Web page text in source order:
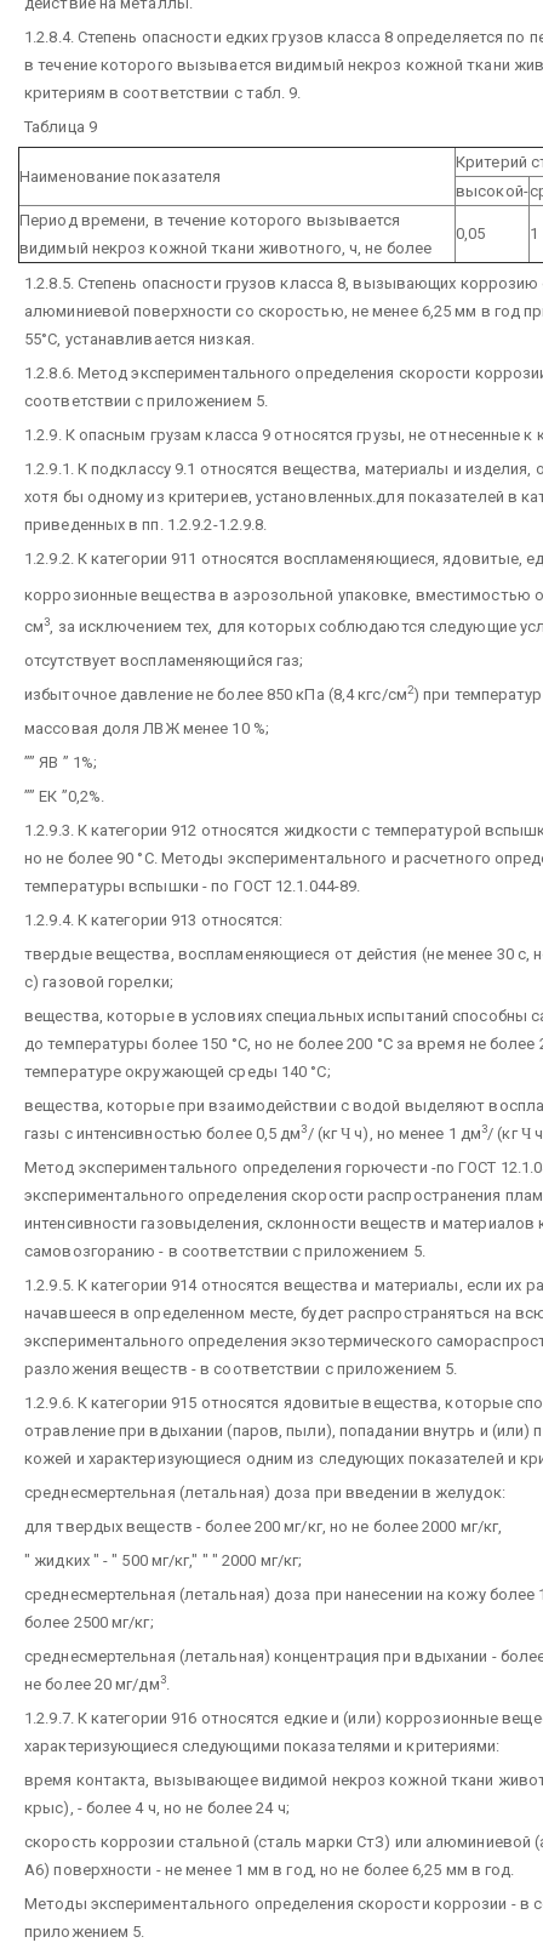
1.2.8.4. Степень опасности едких грузов класса 8 определяется по
в течение которого вызывается видимый некроз кожной ткани
критериям в соответствии с табл. 9.
Таблица 9
Наименование показателя
Критерий
высокой-
Период времени, в течение которого вызывается
видимый некроз кожной ткани животного, ч, не более
0,05 1
1.2.8.5. Степень опасности грузов класса 8, вызывающих коррозию
алюминиевой поверхности со скоростью, не менее 6,25 мм в год
55°С, устанавливается низкая.
1.2.8.6. Метод экспериментального определения скорости
соответствии с приложением 5.
1.2.9. К опасным грузам класса 9 относятся грузы, не отнесенные к
1.2.9.1. К подклассу 9.1 относятся вещества, материалы и
хотя бы одному из критериев, установленных.для показателей в
приведенных в пп. 1.2.9.2-1.2.9.8.
1.2.9.2. К категории 911 относятся воспламеняющиеся, ядовитые,
коррозионные вещества в аэрозольной упаковке, вместимостью
см3
, за исключением тех, для которых соблюдаются следующие
отсутствует воспламеняющийся газ;
избыточное давление не более 850 кПа (8,4 кгс/см2) при
массовая доля ЛВЖ менее 10 %;
”” ЯВ ” 1%;
”” ЕК ”0,2%.
1.2.9.3. К категории 912 относятся жидкости с температурой
но не более 90 °С. Методы экспериментального и расчетного
температуры вспышки - по ГОСТ 12.1.044-89.
1.2.9.4. К категории 913 относятся:
твердые вещества, воспламеняющиеся от дейстия (не менее 30 с,
с) газовой горелки;
вещества, которые в условиях специальных испытаний способны
до температуры более 150 °С, но не более 200 °С за время не более
температуре окружающей среды 140 °С;
вещества, которые при взаимодействии с водой выделяют
газы с интенсивностью более 0,5 дм3/ (кгЧ ч), но менее 1 дм3/ (кгЧ
Метод экспериментального определения горючести -по ГОСТ
экспериментального определения скорости распространения
интенсивности газовыделения, склонности веществ и материалов
самовозгоранию - в соответствии с приложением 5.
1.2.9.5. К категории 914 относятся вещества и материалы, если их
начавшееся в определенном месте, будет распространяться на
экспериментального определения экзотермического
разложения веществ - в соответствии с приложением 5.
1.2.9.6. К категории 915 относятся ядовитые вещества, которые
отравление при вдыхании (паров, пыли), попадании внутрь и (или)
кожей и характеризующиеся одним из следующих показателей и
среднесмертельная (летальная) доза при введении в желудок:
для твердых веществ - более 200 мг/кг, но не более 2000 мг/кг,
" жидких " - " 500 мг/кг," " " 2000 мг/кг;
среднесмертельная (летальная) доза при нанесении на кожу более
более 2500 мг/кг;
среднесмертельная (летальная) концентрация при вдыхании -
не более 20 мг/дм3.
1.2.9.7. К категории 916 относятся едкие и (или) коррозионные
характеризующиеся следующими показателями и критериями:
время контакта, вызывающее видимой некроз кожной ткани
крыс), - более 4 ч, но не более 24 ч;
скорость коррозии стальной (сталь марки СтЗ) или алюминиевой
А6) поверхности - не менее 1 мм в год, но не более 6,25 мм в год.
Методы экспериментального определения скорости коррозии - в
приложением 5.